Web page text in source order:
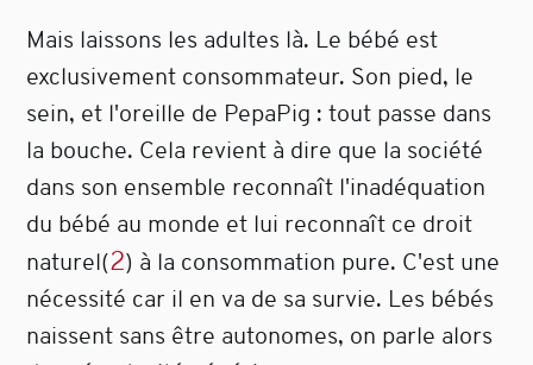
Mais laissons les adultes là. Le bébé est
exclusivement consommateur. Son pied, le
sein, et l'oreille de PepaPig : tout passe dans
la bouche. Cela revient à dire que la société
dans son ensemble reconnaît l'inadéquation
du bébé au monde et lui reconnaît ce droit
naturel(2) à la consommation pure. C'est une
nécessité car il en va de sa survie. Les bébés
naissent sans être autonomes, on parle alors